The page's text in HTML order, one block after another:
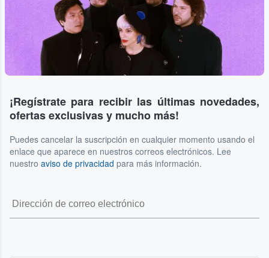
¡Regístrate para recibir las últimas novedades,
ofertas exclusivas y mucho más!
Puedes cancelar la suscripción en cualquier momento usando el
enlace que aparece en nuestros correos electrónicos. Lee
nuestro aviso de privacidad para más información.